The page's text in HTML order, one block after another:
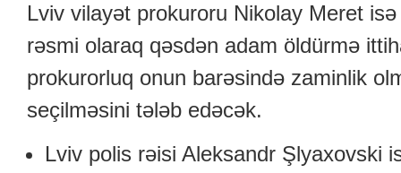
Lviv vilayət prokuroru Nikolay Meret isə
rəsmi olaraq qəsdən adam öldürmə
prokurorluq onun barəsində zaminlik
seçilməsini tələb edəcək.
Lviv polis rəisi Aleksandr Şlyaxovski